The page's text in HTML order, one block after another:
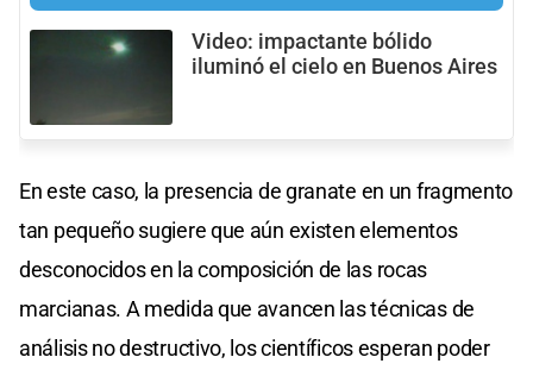
Video: impactante bólido
iluminó el cielo en Buenos Aires
En este caso, la presencia de granate en un fragmento
tan pequeño sugiere que aún existen elementos
desconocidos en la composición de las rocas
marcianas. A medida que avancen las técnicas de
análisis no destructivo, los científicos esperan poder